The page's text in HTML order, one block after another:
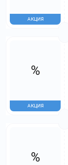
АКЦИЯ
%
АКЦИЯ
%